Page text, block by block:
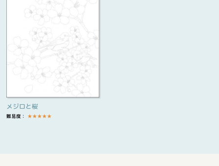
メジロと桜
難易度： ★★★★★